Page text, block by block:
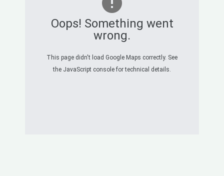
Oops! Something went
wrong.
This page didn't load Google Maps correctly. See
the JavaScript console for technical details.